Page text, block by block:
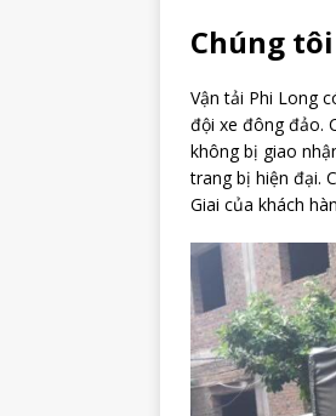
Chúng
Vận tải Phi Long
đội xe đông đảo.
không bị giao
trang bị hiện đại.
Giai của khách